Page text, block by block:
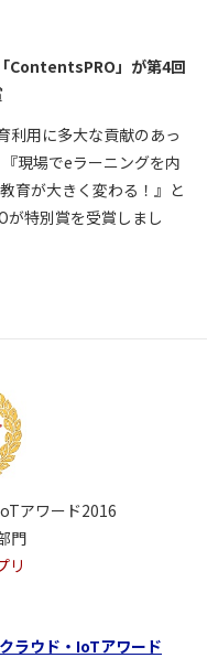
ContentsPRO」が第4回
利用に多大な貢献のあっ
現場でeラーニングを内
育が大きく変わる！』と
特別賞を受賞しまし
アワード2016
門
リ
クラウド・IoTアワード